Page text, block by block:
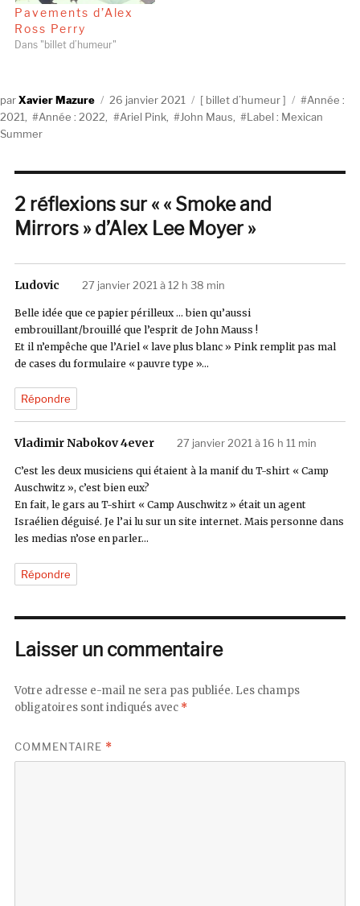
Pavements d’Alex
Ross Perry
Dans "billet d’humeur"
AuteurXavier Mazure
Publié
le
26 janvier 2021 Catégories
billet d’humeur Étiquettes
Année :
2021
Année : 2022 Ariel Pink, John Maus
Label : Mexican
Summer
2 réflexions sur « « Smoke and
Mirrors » d’Alex Lee Moyer »
Ludovic 27 janvier 2021 à 12 h 38 min
Belle idée que ce papier périlleux … bien qu’aussi
embrouillant/brouillé que l’esprit de John Mauss !
Et il n’empêche que l’Ariel « lave plus blanc » Pink remplit pas mal
de cases du formulaire « pauvre type »…
Répondre
Vladimir Nabokov 4everdit : 27 janvier 2021 à 16 h 11 min
C’est les deux musiciens qui étaient à la manif du T-shirt « Camp
Auschwitz », c’est bien eux?
En fait, le gars au T-shirt « Camp Auschwitz » était un agent
Israélien déguisé. Je l’ai lu sur un site internet. Mais personne dans
les medias n’ose en parler…
Répondre
Laisser un commentaire
Votre adresse e-mail ne sera pas publiée. Les champs
obligatoires sont indiqués avec *
COMMENTAIRE *